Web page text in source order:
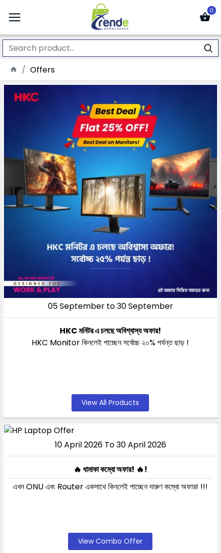
0
Offers
05 September to 30 September
HKC মনিটর এ চলছে অবিশ্বাস্য অফার!
HKC Monitor কিনলেই পাচ্ছেন সর্বোচ্চ ২০% পর্যন্ত ছাড় !
View All Products
10 April 2026 To 30 April 2026
🔥 ধামাকা কম্বো অফার! 🔥!
এখন ONU এবং Router একসাথে কিনলেই পাচ্ছেন দারুণ কম্বো অফার! !!!
View Combo Offer